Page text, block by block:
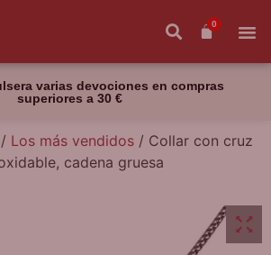
0
varias devociones en compras
superiores a 30 €
/ Los más vendidos / Collar con cruz
cadena gruesa